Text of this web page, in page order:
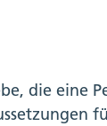
die eine